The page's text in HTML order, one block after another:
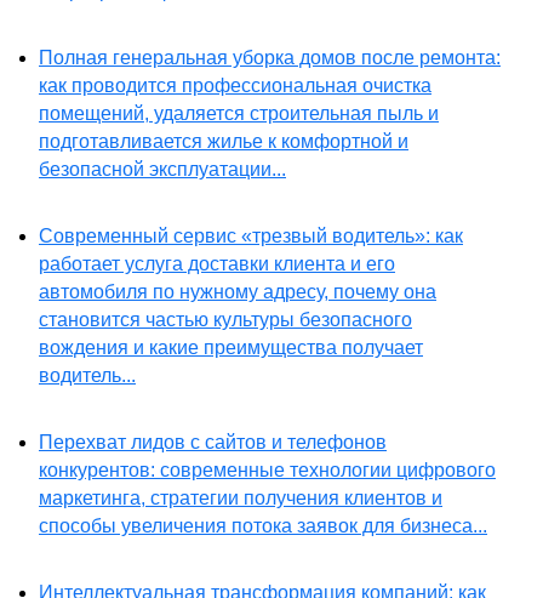
Полная генеральная уборка домов после ремонта:
как проводится профессиональная очистка
помещений, удаляется строительная пыль и
подготавливается жилье к комфортной и
безопасной эксплуатации...
Современный сервис «трезвый водитель»: как
работает услуга доставки клиента и его
автомобиля по нужному адресу, почему она
становится частью культуры безопасного
вождения и какие преимущества получает
водитель...
Перехват лидов с сайтов и телефонов
конкурентов: современные технологии цифрового
маркетинга, стратегии получения клиентов и
способы увеличения потока заявок для бизнеса...
Интеллектуальная трансформация компаний: как